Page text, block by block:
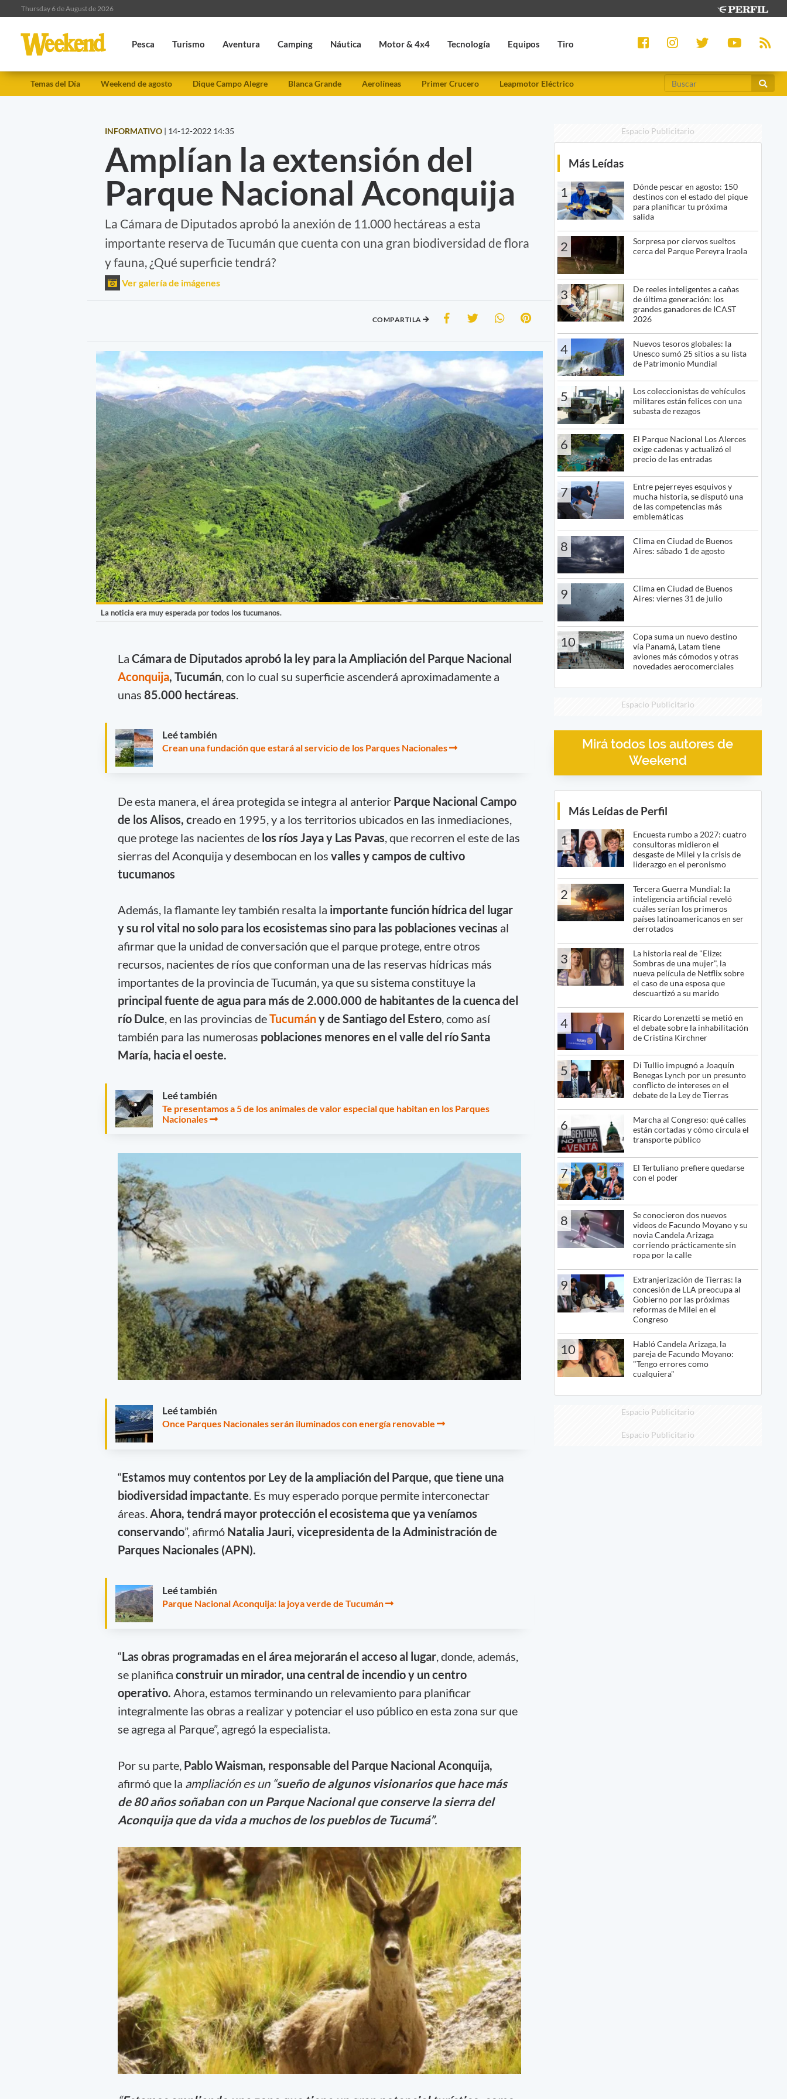
Thursday 6 de August de 2026
Pesca Turismo Aventura Camping Náutica Motor & 4x4 Tecnología Equipos Tiro
Temas del Día Weekend de agosto Dique Campo Alegre Blanca Grande Aerolíneas Primer Crucero Leapmotor Eléctrico
INFORMATIVO | 14-12-2022 14:35
Amplían la extensión del
Parque Nacional Aconquija
La Cámara de Diputados aprobó la anexión de 11.000 hectáreas a esta
importante reserva de Tucumán que cuenta con una gran biodiversidad de flora
y fauna, ¿Qué superficie tendrá?
Ver galería de imágenes
COMPARTILA
La noticia era muy esperada por todos los tucumanos.
La Cámara de Diputados aprobó la ley para la Ampliación del Parque Nacional
Aconquija, Tucumán, con lo cual su superficie ascenderá aproximadamente a
unas 85.000 hectáreas
Leé también
Crean una fundación que estará al servicio de los Parques Nacionales
De esta manera, el área protegida se integra al anterior Parque Nacional Campo
de los Alisos, creado en 1995, y a los territorios ubicados en las inmediaciones,
que protege las nacientes de los ríos Jaya y Las Pavas , que recorren el este de las
sierras del Aconquija y desembocan en los valles y campos de cultivo
tucumanos
Además, la flamante ley también resalta la importante función hídrica del lugar
y su rol vital no solo para los ecosistemas sino para las poblaciones vecinas al
afirmar que la unidad de conversación que el parque protege, entre otros
recursos, nacientes de ríos que conforman una de las reservas hídricas más
importantes de la provincia de Tucumán, ya que su sistema constituye la
principal fuente de agua para más de 2.000.000 de habitantes de la cuenca del
río Dulce, en las provincias deTucumány de Santiago del Estero, como así
también para las numerosas poblaciones menores en el valle del río Santa
María, hacia el oeste.
Leé también
Te presentamos a 5 de los animales de valor especial que habitan en los Parques
Nacionales
Leé también
Once Parques Nacionales serán iluminados con energía renovable
“Estamos muy contentos por Ley de la ampliación del Parque, que tiene una
biodiversidad impactante. Es muy esperado porque permite interconectar
áreas.Ahora, tendrá mayor protección el ecosistema que ya veníamos
conservando”, afirmó Natalia Jauri, vicepresidenta de la Administración de
Parques Nacionales (APN).
Leé también
Parque Nacional Aconquija: la joya verde de Tucumán
“Las obras programadas en el área mejorarán el acceso al lugar, donde, además,
se planifica construir un mirador, una central de incendio y un centro
operativo. Ahora, estamos terminando un relevamiento para planificar
integralmente las obras a realizar y potenciar el uso público en esta zona sur que
se agrega al Parque”, agregó la especialista.
Por su parte, Pablo Waisman, responsable del Parque Nacional Aconquija,
afirmó que la ampliación es un “sueño de algunos visionarios que hace más
de 80 años soñaban con un Parque Nacional que conserve la sierra del
Aconquija que da vida a muchos de los pueblos de Tucumá”.
Espacio Publicitario
Más Leídas
1
Dónde pescar en agosto: 150
destinos con el estado del pique
para planificar tu próxima
salida
2
Sorpresa por ciervos sueltos
cerca del Parque Pereyra Iraola
3
De reeles inteligentes a cañas
de última generación: los
grandes ganadores de ICAST
2026
4
Nuevos tesoros globales: la
Unesco sumó 25 sitios a su lista
de Patrimonio Mundial
5
Los coleccionistas de vehículos
militares están felices con una
subasta de rezagos
6
El Parque Nacional Los Alerces
exige cadenas y actualizó el
precio de las entradas
7
Entre pejerreyes esquivos y
mucha historia, se disputó una
de las competencias más
emblemáticas
8
Clima en Ciudad de Buenos
Aires: sábado 1 de agosto
9
Clima en Ciudad de Buenos
Aires: viernes 31 de julio
10
Copa suma un nuevo destino
vía Panamá, Latam tiene
aviones más cómodos y otras
novedades aerocomerciales
Espacio Publicitario
Mirá todos los autores de
Weekend
Más Leídas de Perfil
1
Encuesta rumbo a 2027: cuatro
consultoras midieron el
desgaste de Milei y la crisis de
liderazgo en el peronismo
2
Tercera Guerra Mundial: la
inteligencia artificial reveló
cuáles serían los primeros
países latinoamericanos en ser
derrotados
3
La historia real de "Elize:
Sombras de una mujer", la
nueva película de Netflix sobre
el caso de una esposa que
descuartizó a su marido
4
Ricardo Lorenzetti se metió en
el debate sobre la inhabilitación
de Cristina Kirchner
5
Di Tullio impugnó a Joaquín
Benegas Lynch por un presunto
conflicto de intereses en el
debate de la Ley de Tierras
6
Marcha al Congreso: qué calles
están cortadas y cómo circula el
transporte público
7
El Tertuliano prefiere quedarse
con el poder
8
Se conocieron dos nuevos
videos de Facundo Moyano y su
novia Candela Arizaga
corriendo prácticamente sin
ropa por la calle
9
Extranjerización de Tierras: la
concesión de LLA preocupa al
Gobierno por las próximas
reformas de Milei en el
Congreso
10
Habló Candela Arizaga, la
pareja de Facundo Moyano:
"Tengo errores como
cualquiera"
Espacio Publicitario
Espacio Publicitario